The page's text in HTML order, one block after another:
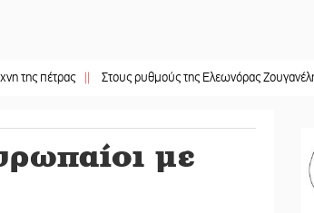
|| Στους ρυθμούς της Ελεωνόρας Ζουγανέλη το
με